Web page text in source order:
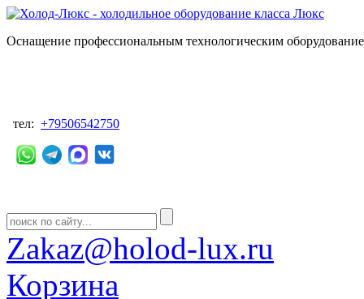
Оснащение профессиональным технологическим
тел: +79506542750
Zakaz@holod-lux.ru
Корзина